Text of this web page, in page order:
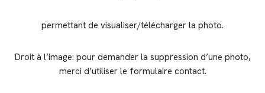
permettant de visualiser/télécharger la photo.
Droit à l’image: pour demander la suppression d’une photo,
merci d’utiliser le formulaire contact.